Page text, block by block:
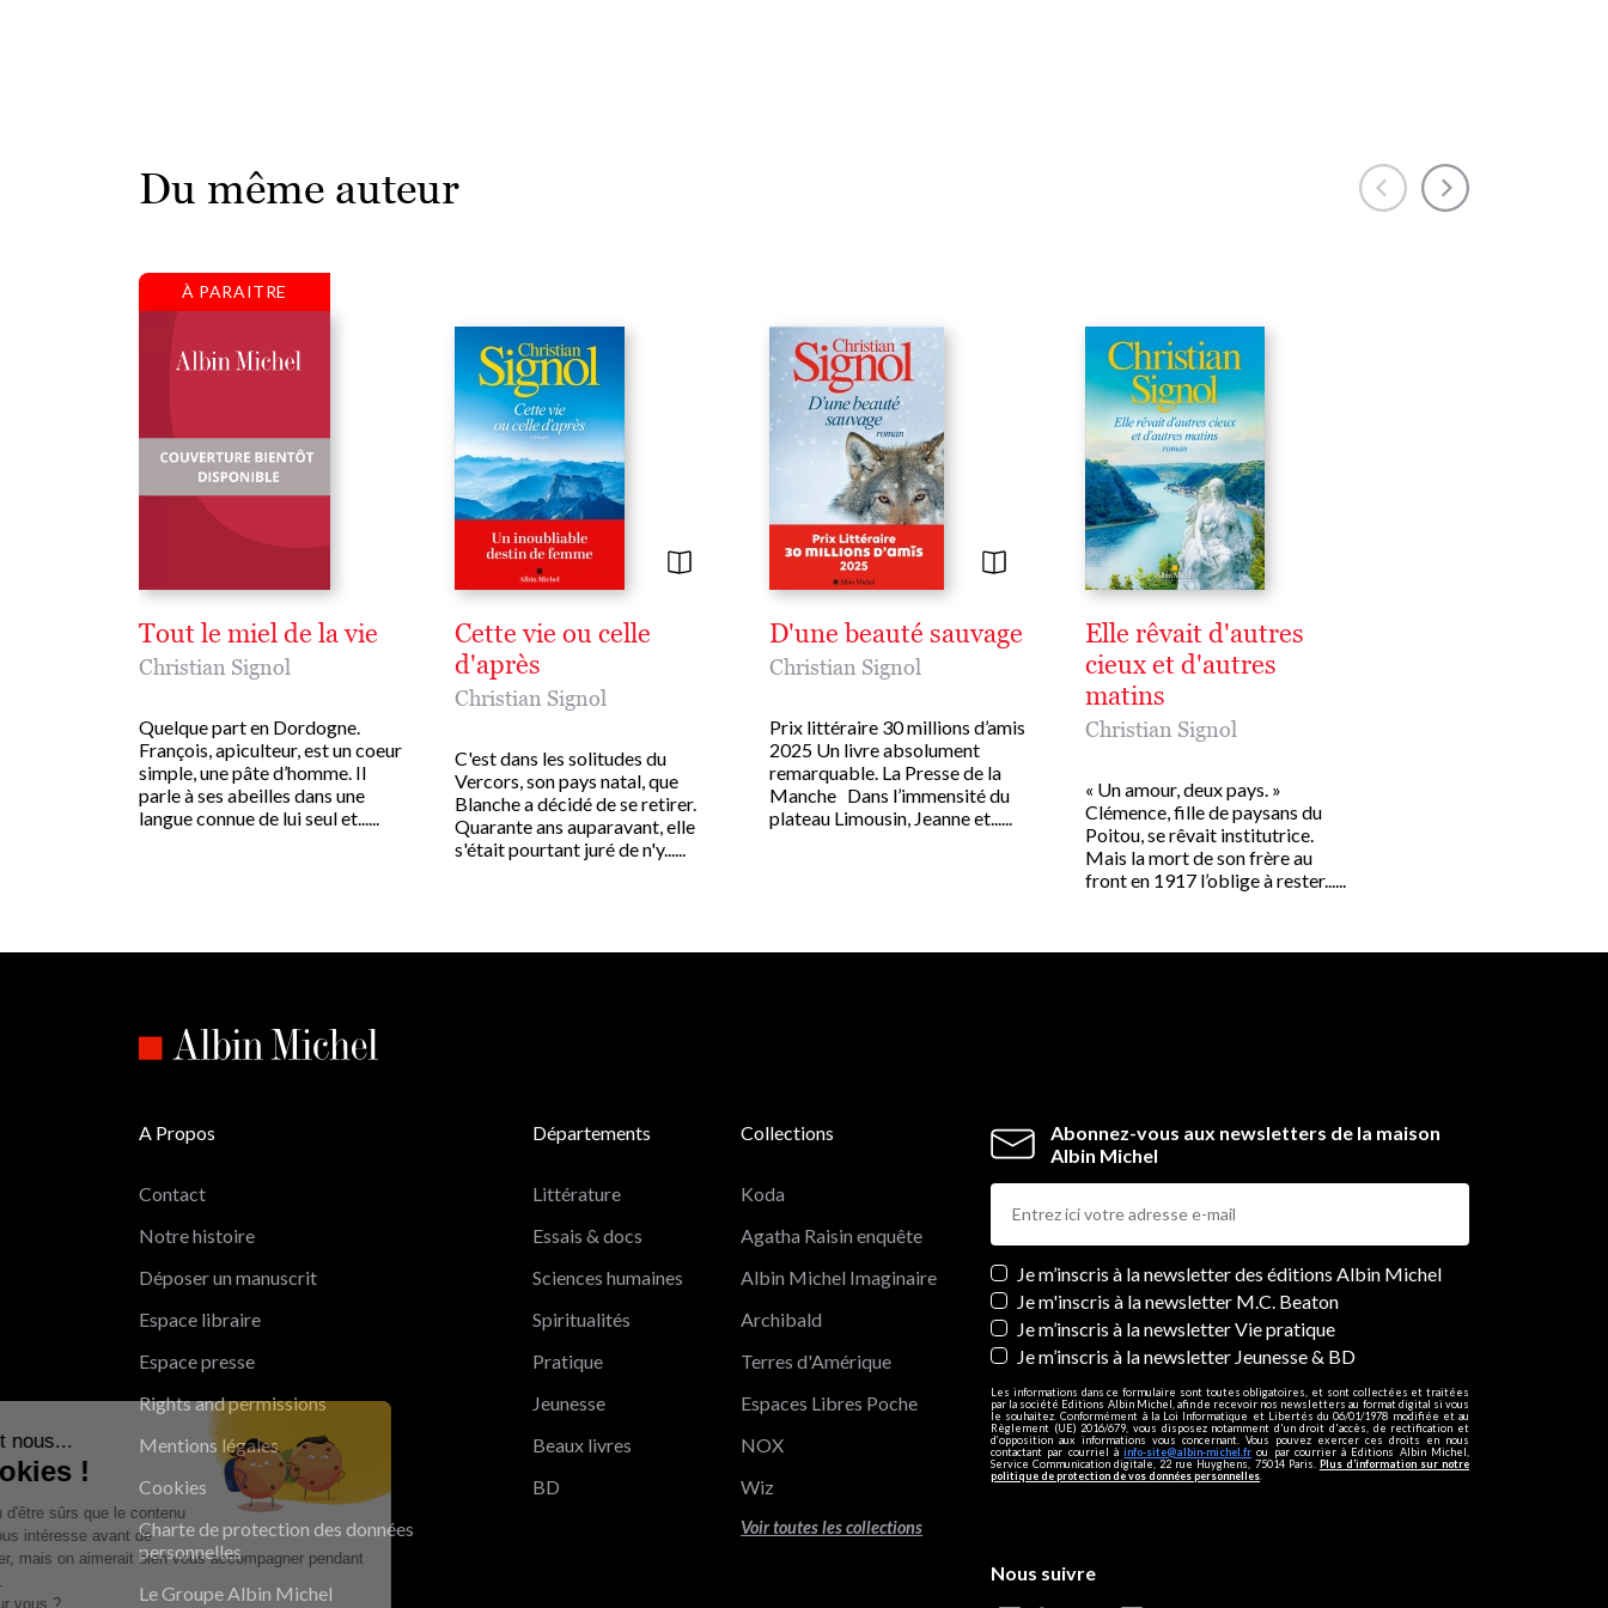
Salut c'est nous...
les Cookies !
On a attendu d'être sûrs que le contenu
de ce site vous intéresse avant de
vous déranger, mais on aimerait bien vous accompagner pendant
C'est OK pour vous ?
Du même auteur
À PARAITRE
Tout le miel de la vie
Christian Signol
Quelque part en Dordogne.
François, apiculteur, est un coeur
simple, une pâte d’homme. Il
parle à ses abeilles dans une
langue connue de lui seul et......
Cette vie ou celle
d'après
Christian Signol
C'est dans les solitudes du
Vercors, son pays natal, que
Blanche a décidé de se retirer.
Quarante ans auparavant, elle
s'était pourtant juré de n'y......
D'une beauté sauvage
Christian Signol
Prix littéraire 30 millions d’amis
2025 Un livre absolument
remarquable. La Presse de la
Manche Dans l’immensité du
plateau Limousin, Jeanne et......
Elle rêvait d'autres
cieux et d'autres
matins
Christian Signol
« Un amour, deux pays. »
Clémence, fille de paysans du
Poitou, se rêvait institutrice.
Mais la mort de son frère au
front en 1917 l’oblige à rester......
Abonnez-vous aux newsletters de la maison
Albin Michel
Newsletters
Je m’inscris à la newsletter des éditions Albin Michel
Je m'inscris à la newsletter M.C. Beaton
Je m’inscris à la newsletter Vie pratique
Je m’inscris à la newsletter Jeunesse & BD
Les informations dans ce formulaire sont toutes obligatoires, et sont collectées et traitées
par la société Editions Albin Michel, afin de recevoir nos newsletters au format digital si vous
le souhaitez. Conformément à la Loi Informatique et Libertés du 06/01/1978 modifiée et au
Règlement (UE) 2016/679, vous disposez notamment d'un droit d'accès, de rectification et
d’opposition aux informations vous concernant. Vous pouvez exercer ces droits en nous
contactant par courriel àinfo-site@albin-michel.fr ou par courrier à Editions Albin Michel,
Service Communication digitale, 22 rue Huyghens, 75014 Paris. Plus d’information sur notre
politique de protection de vos données personnelles
A Propos
Contact
Notre histoire
Déposer un manuscrit
Espace libraire
Espace presse
Rights and permissions
Mentions légales
Cookies
Charte de protection des données
personnelles
Le Groupe Albin Michel
Départements
Littérature
Essais & docs
Sciences humaines
Spiritualités
Pratique
Jeunesse
Beaux livres
BD
Collections
Koda
Agatha Raisin enquête
Albin Michel Imaginaire
Archibald
Terres d'Amérique
Espaces Libres Poche
NOX
Wiz
Voir toutes les collections
Nous suivre